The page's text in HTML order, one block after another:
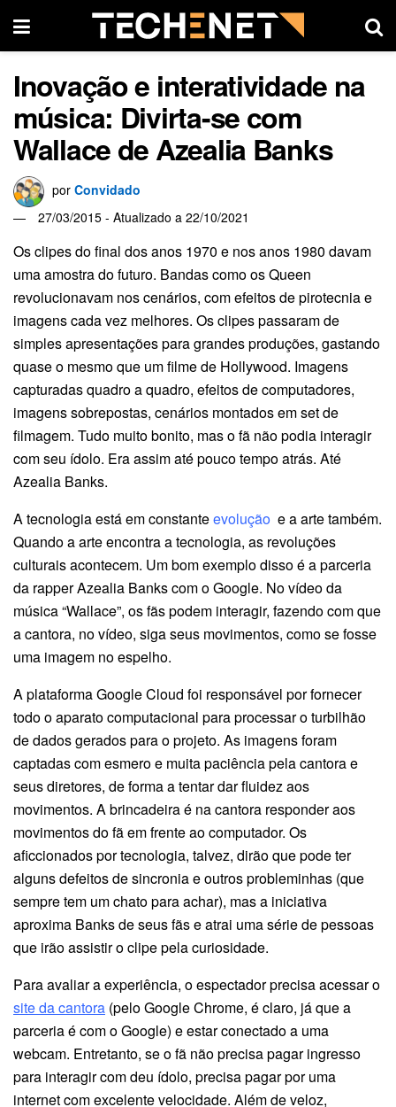
Inovação e interatividade na
música: Divirta-se com
Wallace de Azealia Banks
por Convidado
27/03/2015 - Atualizado a 22/10/2021
Os clipes do final dos anos 1970 e nos anos 1980 davam
uma amostra do futuro. Bandas como os Queen
revolucionavam nos cenários, com efeitos de pirotecnia e
imagens cada vez melhores. Os clipes passaram de
simples apresentações para grandes produções, gastando
quase o mesmo que um filme de Hollywood. Imagens
capturadas quadro a quadro, efeitos de computadores,
imagens sobrepostas, cenários montados em set de
filmagem. Tudo muito bonito, mas o fã não podia interagir
com seu ídolo. Era assim até pouco tempo atrás. Até
Azealia Banks.
A tecnologia está em constanteevolução e a arte também.
Quando a arte encontra a tecnologia, as revoluções
culturais acontecem. Um bom exemplo disso é a parceria
da rapper Azealia Banks com o Google. No vídeo da
música “Wallace”, os fãs podem interagir, fazendo com que
a cantora, no vídeo, siga seus movimentos, como se fosse
uma imagem no espelho.
A plataforma Google Cloud foi responsável por fornecer
todo o aparato computacional para processar o turbilhão
de dados gerados para o projeto. As imagens foram
captadas com esmero e muita paciência pela cantora e
seus diretores, de forma a tentar dar fluidez aos
movimentos. A brincadeira é na cantora responder aos
movimentos do fã em frente ao computador. Os
aficcionados por tecnologia, talvez, dirão que pode ter
alguns defeitos de sincronia e outros probleminhas (que
sempre tem um chato para achar), mas a iniciativa
aproxima Banks de seus fãs e atrai uma série de pessoas
que irão assistir o clipe pela curiosidade.
Para avaliar a experiência, o espectador precisa acessar o
site da cantora (pelo Google Chrome, é claro, já que a
parceria é com o Google) e estar conectado a uma
webcam. Entretanto, se o fã não precisa pagar ingresso
para interagir com deu ídolo, precisa pagar por uma
internet com excelente velocidade. Além de veloz,